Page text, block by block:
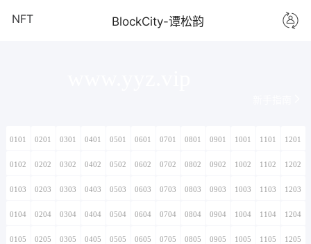
NFT BlockCity-谭松韵
0101 0201 0301 0401 0501 0601 0701 0801 0901 1001 1101 1201
0102 0202 0302 0402 0502 0602 0702 0802 0902 1002 1102 1202
0103 0203 0303 0403 0503 0603 0703 0803 0903 1003 1103 1203
0104 0204 0304 0404 0504 0604 0704 0804 0904 1004 1104 1204
0105 0205 0305 0405 0505 0605 0705 0805 0905 1005 1105 1205